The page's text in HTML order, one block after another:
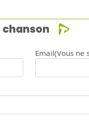
Email(Vous ne